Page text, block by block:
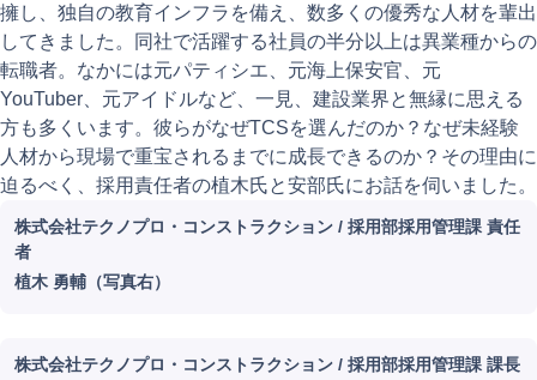
擁し、独自の教育インフラを備え、数多くの優秀な人材を輩出
してきました。同社で活躍する社員の半分以上は異業種からの
転職者。なかには元パティシエ、元海上保安官、元
YouTuber、元アイドルなど、一見、建設業界と無縁に思える
方も多くいます。彼らがなぜTCSを選んだのか？なぜ未経験
人材から現場で重宝されるまでに成長できるのか？その理由に
迫るべく、採用責任者の植木氏と安部氏にお話を伺いました。
株式会社テクノプロ・コンストラクション / 採用部採用管理課 責任
者
植木 勇輔（写真右）
株式会社テクノプロ・コンストラクション / 採用部採用管理課 課長